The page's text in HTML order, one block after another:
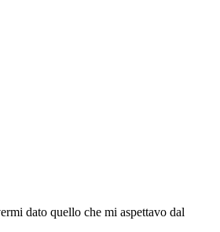
dato quello che mi aspettavo dal